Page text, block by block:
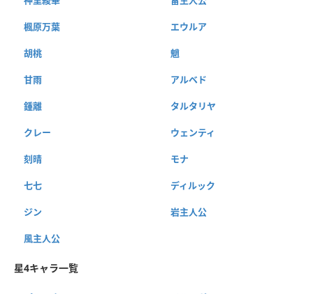
楓原万葉 エウルア
胡桃 魈
甘雨 アルベド
鍾離 タルタリヤ
クレー ウェンティ
刻晴 モナ
七七 ディルック
ジン 岩主人公
風主人公
星4キャラ一覧